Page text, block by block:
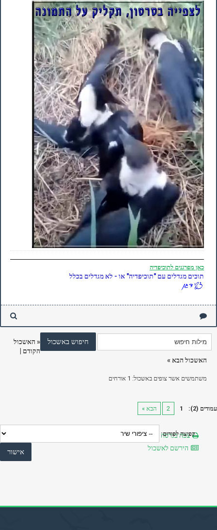
כאן מפרגנים לתוכיפדיה
תוכים מגדלים עם "תוכיפדיה" או - לא מגדלים בכלל
« האשכול
הקודם
האשכול הבא »
משתמשים אשר צופים באשכול: 1 אורחים
עמודים (2): 1
2 הבא »
צפה בגרסה מותאמת להדפסה
הירשם לאשכול
קפיצה לפורום: